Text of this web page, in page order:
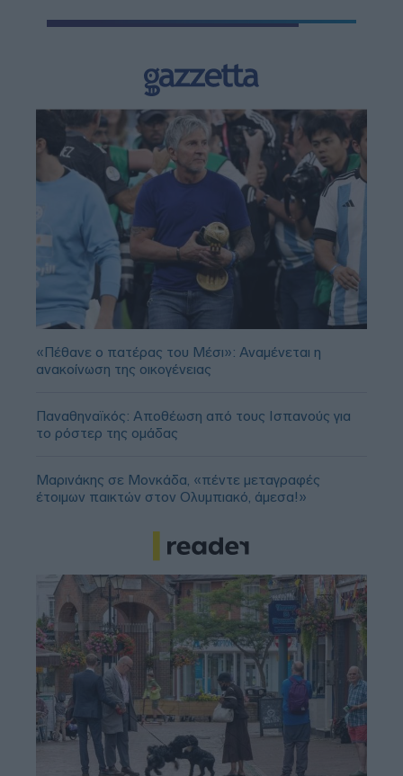
«Πέθανε ο πατέρας του Μέσι»: Αναμένεται η
ανακοίνωση της οικογένειας
Παναθηναϊκός: Αποθέωση από τους Ισπανούς για
το ρόστερ της ομάδας
Μαρινάκης σε Μονκάδα, «πέντε μεταγραφές
έτοιμων παικτών στον Ολυμπιακό, άμεσα!»